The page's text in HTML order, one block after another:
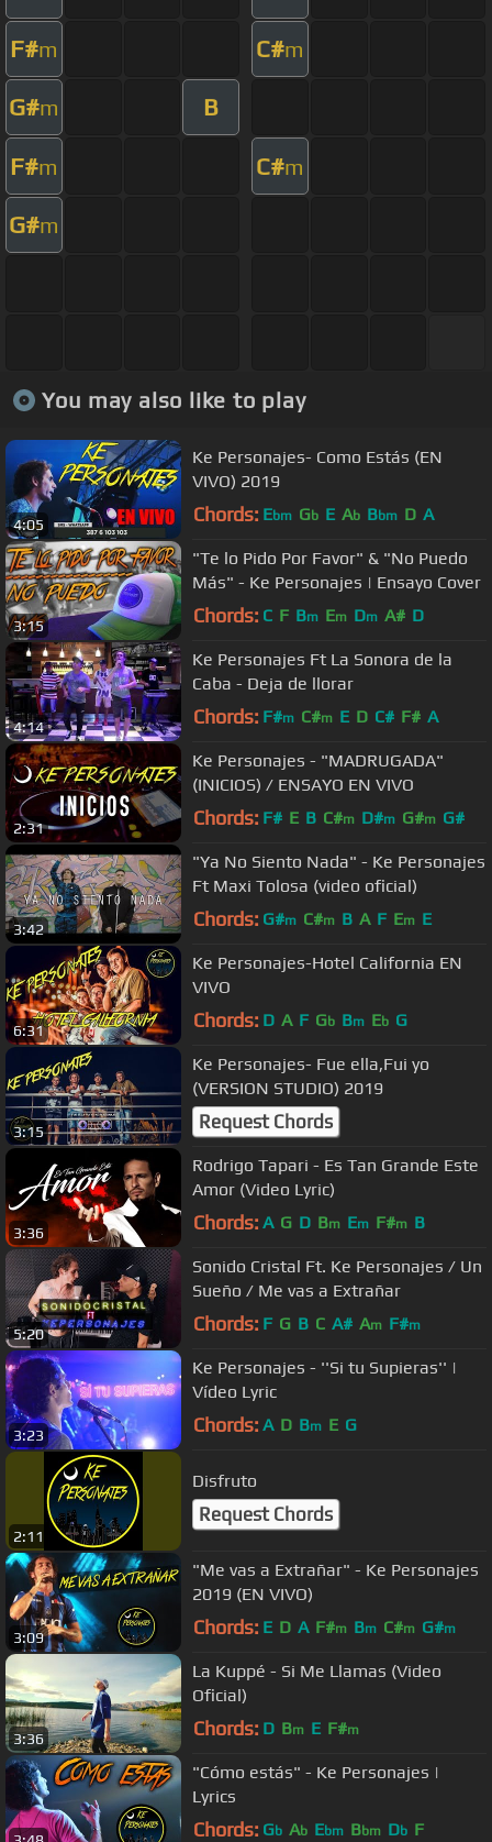
F#m C#m
G#m B
F#m C#m
G#m
You may also like to play
4:05
Ke Personajes- Como Estás (EN
VIVO) 2019
Chords: Ebm Gb E Ab Bbm D A
3:15
"Te lo Pido Por Favor" & "No Puedo
Más" - Ke Personajes | Ensayo Cover
Chords: C F Bm Em Dm A# D
4:14
Ke Personajes Ft La Sonora de la
Caba - Deja de llorar
Chords: F#m C#m E D C# F# A
2:31
Ke Personajes - "MADRUGADA"
(INICIOS) / ENSAYO EN VIVO
Chords: F# E B C#m D#m G#m G#
3:42
"Ya No Siento Nada" - Ke Personajes
Ft Maxi Tolosa (video oficial)
Chords: G#m C#m B A F Em E
6:31
Ke Personajes-Hotel California EN
VIVO
Chords: D A F Gb Bm Eb G
3:15
Ke Personajes- Fue ella,Fui yo
(VERSION STUDIO) 2019
Request Chords
3:36
Rodrigo Tapari - Es Tan Grande Este
Amor (Video Lyric)
Chords: A G D Bm Em F#m B
5:20
Sonido Cristal Ft. Ke Personajes / Un
Sueño / Me vas a Extrañar
Chords: F G B C A# Am F#m
3:23
Ke Personajes - ''Si tu Supieras'' |
Vídeo Lyric
Chords: A D Bm E G
2:11
Disfruto
Request Chords
3:09
"Me vas a Extrañar" - Ke Personajes
2019 (EN VIVO)
Chords: E D A F#m Bm C#m G#m
3:36
La Kuppé - Si Me Llamas (Video
Oficial)
Chords: D Bm E F#m
"Cómo estás" - Ke Personajes |
Lyrics
Chords: Gb Ab Ebm Bbm Db F